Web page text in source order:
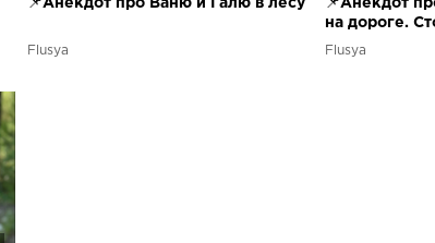
📌Анекдот про Ваню и Галю в лесу
Flusya
📌Анекдот
на дороге.
Flusya